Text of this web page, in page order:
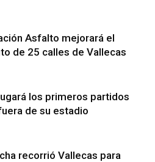
Asfalto mejorará el
de 25 calles de Vallecas
los primeros partidos
de su estadio
recorrió Vallecas para